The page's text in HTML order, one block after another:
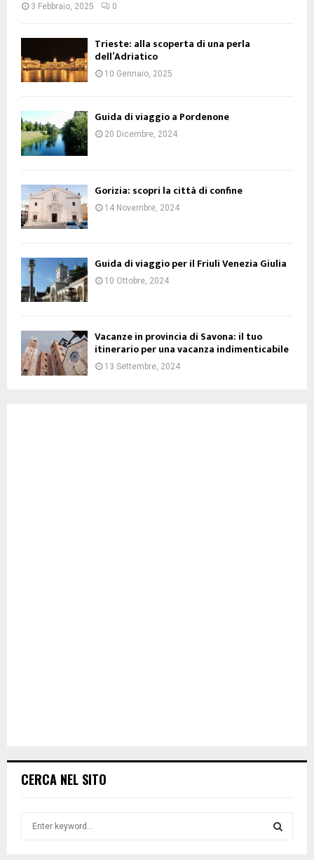
3 Febbraio, 2025 0
Trieste: alla scoperta di una perla
dell’Adriatico
10 Gennaio, 2025
Guida di viaggio a Pordenone
20 Dicembre, 2024
Gorizia: scopri la città di confine
14 Novembre, 2024
Guida di viaggio per il Friuli Venezia Giulia
10 Ottobre, 2024
Vacanze in provincia di Savona: il tuo
itinerario per una vacanza indimenticabile
13 Settembre, 2024
CERCA NEL SITO